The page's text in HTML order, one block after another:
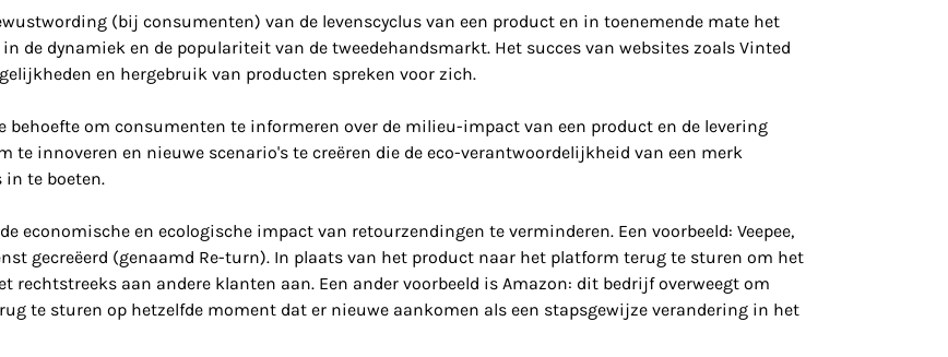
(bij consumenten) van de levenscyclus van een product en in toenemende mate het
de dynamiek en de populariteit van de tweedehandsmarkt. Het succes van websites zoals Vinted
en hergebruik van producten spreken voor zich.
behoefte om consumenten te informeren over de milieu-impact van een product en de levering
te innoveren en nieuwe scenario's te creëren die de eco-verantwoordelijkheid van een merk
in te boeten.
economische en ecologische impact van retourzendingen te verminderen. Een voorbeeld: Veepee,
gecreëerd (genaamd Re-turn). In plaats van het product naar het platform terug te sturen om het
rechtstreeks aan andere klanten aan. Een ander voorbeeld is Amazon: dit bedrijf overweegt om
te sturen op hetzelfde moment dat er nieuwe aankomen als een stapsgewijze verandering in het